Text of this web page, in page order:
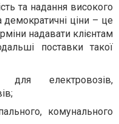
та надання високого
демократичні ціни – це
надавати клієнтам
поставки такої
для електровозів,
комунального